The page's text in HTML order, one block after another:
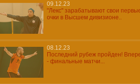
09.12.23
"Лекс" зарабатывают свои
очки в Высшем дивизионе..
08.12.23
Последний рубеж пройден!
- финальные матчи...